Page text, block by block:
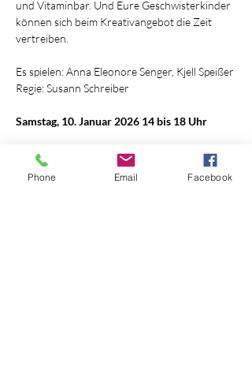
und Vitaminbar. Und Eure Geschwisterkinder
können sich beim Kreativangebot die Zeit
vertreiben.
Es spielen: Anna Eleonore Senger, Kjell Speißer
Regie: Susann Schreiber
Samstag, 10. Januar 2026 14 bis 18 Uhr
Mehr anzeigen
Phone Email Facebook